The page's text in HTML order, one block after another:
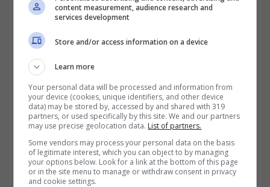
in Europa e, successivamente, anche in
content measurement, audience research and
services development
Store and/or access information on a device
Learn more
Your personal data will be processed and information from
your device (cookies, unique identifiers, and other device
data) may be stored by, accessed by and shared with 319
partners, or used specifically by this site. We and our partners
may use precise geolocation data. List of partners.
Some vendors may process your personal data on the basis
of legitimate interest, which you can object to by managing
your options below. Look for a link at the bottom of this page
or in the site menu to manage or withdraw consent in privacy
and cookie settings.